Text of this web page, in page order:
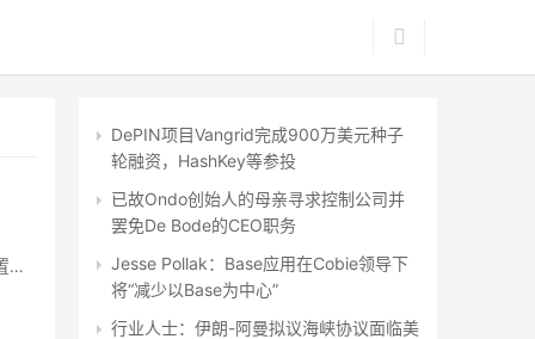
数
DePIN项目Vangrid完成900万美元种子
轮融资，HashKey等参投
已故Ondo创始人的母亲寻求控制公司并
罢免De Bode的CEO职务
Jesse Pollak：Base应用在Cobie领导下
将“减少以Base为中心”
行业人士：伊朗-阿曼拟议海峡协议面临美